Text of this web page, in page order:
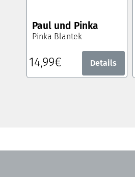
Paul und Pinka
Pinka Blantek
14,99€ Details